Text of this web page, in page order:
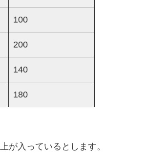
100
200
140
180
が入っているとします。